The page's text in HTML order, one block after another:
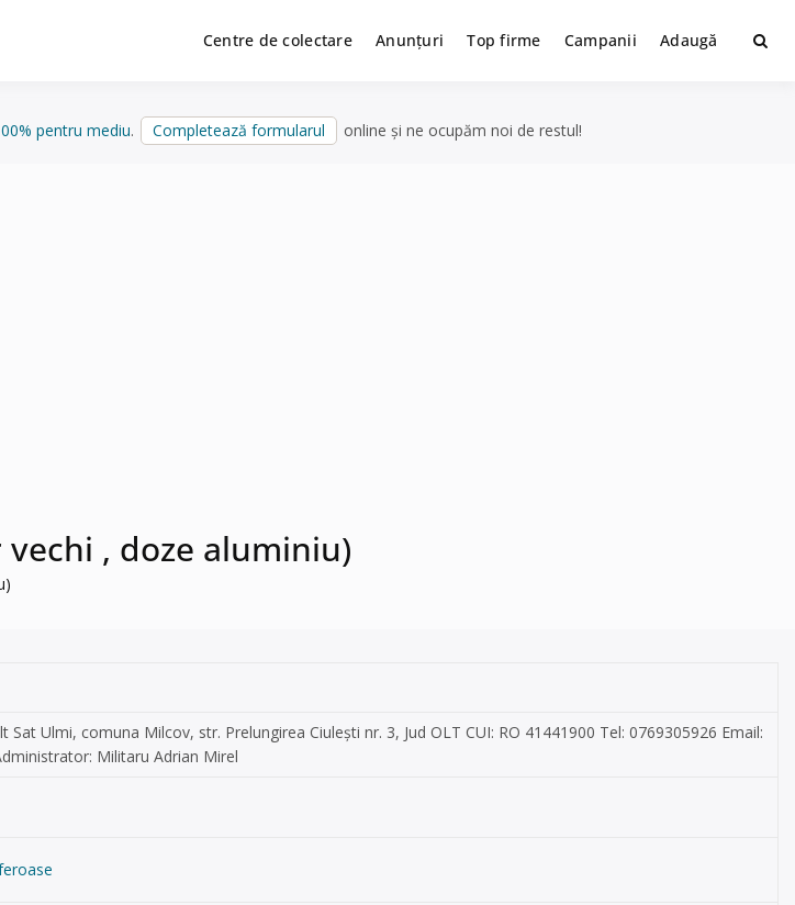
Centre de colectare Anunțuri Top firme Campanii Adaugă
pentru mediu. Completează formularul online și ne ocupăm noi de restul!
, doze aluminiu)
Sat Ulmi, comuna Milcov, str. Prelungirea Ciulești nr. 3, Jud OLT CUI: RO 41441900 Tel: 0769305926 Email:
Militaru Adrian Mirel